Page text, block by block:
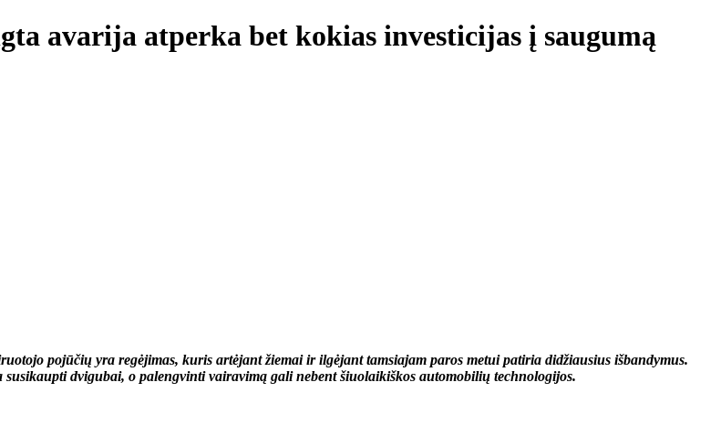
avarija atperka bet kokias investicijas į saugumą
pojūčių yra regėjimas, kuris artėjant žiemai ir ilgėjant tamsiajam paros metui patiria didžiausius išbandymus.
susikaupti dvigubai, o palengvinti vairavimą gali nebent šiuolaikiškos automobilių technologijos.